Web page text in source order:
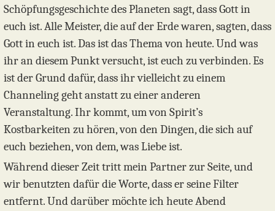
Schöpfungsgeschichte des Planeten sagt, dass Gott in
euch ist. Alle Meister, die auf der Erde waren, sagten, dass
Gott in euch ist. Das ist das Thema von heute. Und was
ihr an diesem Punkt versucht, ist euch zu verbinden. Es
ist der Grund dafür, dass ihr vielleicht zu einem
Channeling geht anstatt zu einer anderen
Veranstaltung. Ihr kommt, um von Spirit’s
Kostbarkeiten zu hören, von den Dingen, die sich auf
euch beziehen, von dem, was Liebe ist.
Während dieser Zeit tritt mein Partner zur Seite, und
wir benutzten dafür die Worte, dass er seine Filter
entfernt. Und darüber möchte ich heute Abend